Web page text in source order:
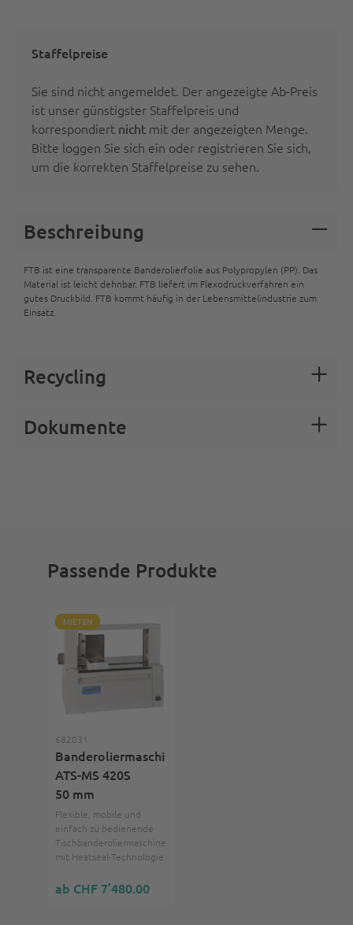
Staffelpreise
Sie sind nicht angemeldet. Der angezeigte Ab-Preis
ist unser günstigster Staffelpreis und
korrespondiert nicht mit der angezeigten Menge.
Bitte loggen Sie sich ein oder registrieren Sie sich,
um die korrekten Staffelpreise zu sehen.
Beschreibung
FTB ist eine transparente Banderolierfolie aus Polypropylen (PP). Das
Material ist leicht dehnbar. FTB liefert im Flexodruckverfahren ein
gutes Druckbild. FTB kommt häufig in der Lebensmittelindustrie zum
Einsatz.
Recycling
Dokumente
Passende Produkte
MIETEN
682031
Banderoliermaschine
ATS-MS 420S
50 mm
Flexible, mobile und
einfach zu bedienende
Tischbanderoliermaschine
mit Heatseal-Technologie
ab CHF 7’480.00